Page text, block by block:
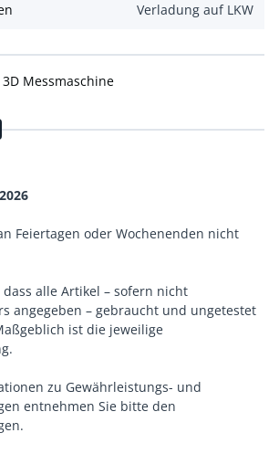
Verladung auf LKW
Messmaschine
Feiertagen oder Wochenenden nicht
alle Artikel – sofern nicht
angegeben – gebraucht und ungetestet
ist die jeweilige
zu Gewährleistungs- und
entnehmen Sie bitte den